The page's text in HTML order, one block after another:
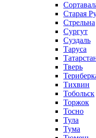
Старая
Стрельна
Сургут
Суздаль
Таруса
Тверь
Тихвин
Тобольск
Торжок
Тосно
Тула
Тума